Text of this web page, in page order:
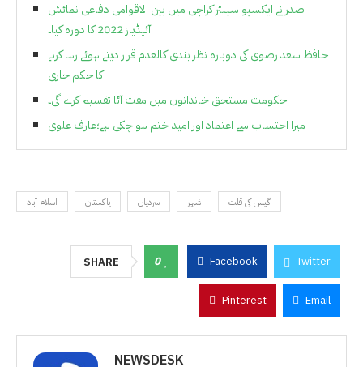
صدر نے ایکسپو سینٹر کراچی میں بین الاقوامی دفاعی نمائش
آئیڈیاز 2022 کا دورہ کیا۔
حافظ سعد رضوی کی دوبارہ نظر بندی کالعدم قرار دیتے ہوئے رہا کرنے
کا حکم جاری
حکومت مستحق خاندانوں میں مفت آٹا تقسیم کرے گی۔
میرا احتساب سے اعتماد اور امید ختم ہو چکی ہے؛عارف علوی
اسلام آباد پاکستان سردیاں شہر گیس کی قلت
SHARE 0 Facebook Twitter
Pinterest Email
NEWSDESK